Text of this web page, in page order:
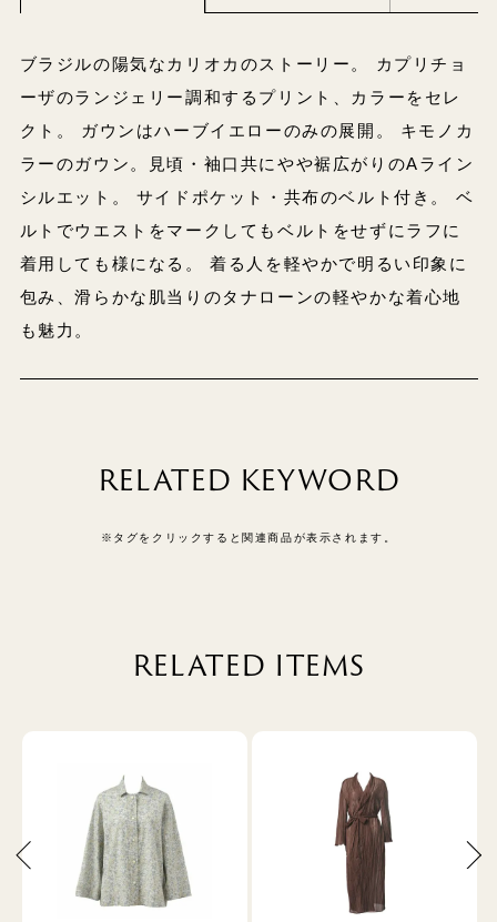
ブラジルの陽気なカリオカのストーリー。 カプリチョ
ーザのランジェリー調和するプリント、カラーをセレ
クト。 ガウンはハーブイエローのみの展開。 キモノカ
ラーのガウン。見頃・袖口共にやや裾広がりのAライン
シルエット。 サイドポケット・共布のベルト付き。 ベ
ルトでウエストをマークしてもベルトをせずにラフに
着用しても様になる。 着る人を軽やかで明るい印象に
包み、滑らかな肌当りのタナローンの軽やかな着心地
も魅力。
RELATED KEYWORD
※タグをクリックすると関連商品が表示されます。
RELATED ITEMS